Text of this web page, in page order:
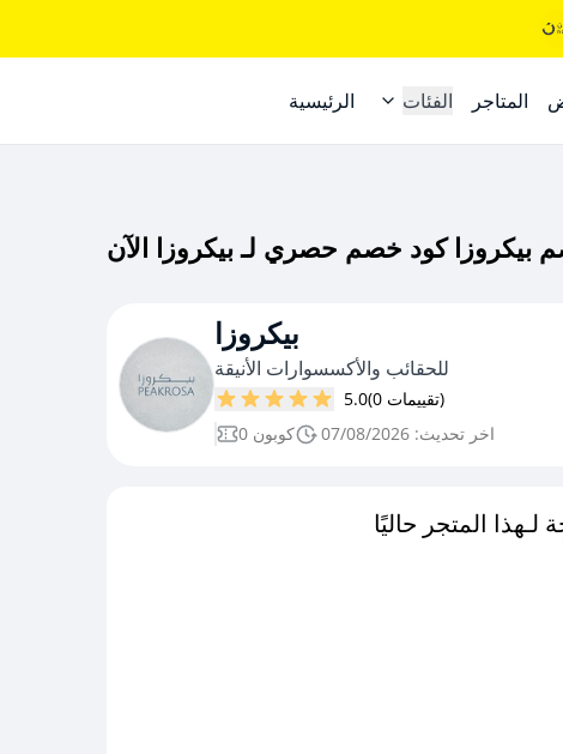
الرئيسية الفئات المتاجر
بيكروزا
للحقائب والأكسسوارات الأنيقة
5.0
(0 تقييمات)
0 كوبون
اخر تحديث: 07/08/2026